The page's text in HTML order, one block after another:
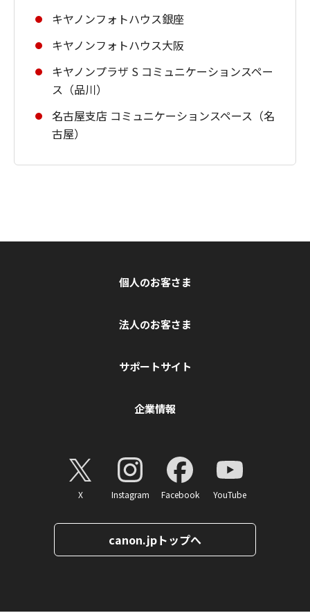
キヤノンフォトハウス銀座
キヤノンフォトハウス大阪
キヤノンプラザ S コミュニケーションスペー
ス（品川）
名古屋支店 コミュニケーションスペース（名
古屋）
個人のお客さま
法人のお客さま
サポートサイト
企業情報
X Instagram Facebook YouTube
canon.jpトップへ